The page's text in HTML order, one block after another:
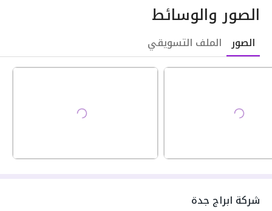
الصور والوسائط
الصور الملف التسويقي
شركة ابراج جدة